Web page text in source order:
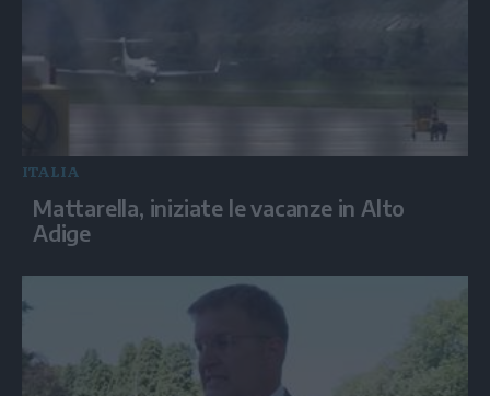
ITALIA
Mattarella, iniziate le vacanze in Alto
Adige